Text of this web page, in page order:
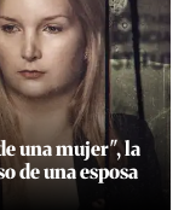
una mujer", la
de una esposa